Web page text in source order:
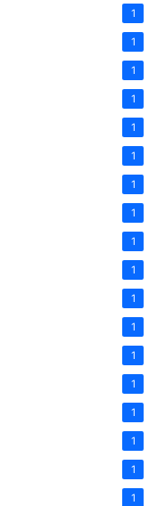
1
1
1
1
1
1
1
1
1
1
1
1
1
1
1
1
1
1